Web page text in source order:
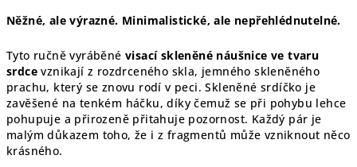
Něžné, ale výrazné. Minimalistické, ale nepřehlédnutelné.
Tyto ručně vyráběné visací skleněné náušnice ve tvaru
srdce vznikají z rozdrceného skla, jemného skleněného
prachu, který se znovu rodí v peci. Skleněné srdíčko je
zavěšené na tenkém háčku, díky čemuž se při pohybu lehce
pohupuje a přirozeně přitahuje pozornost. Každý pár je
malým důkazem toho, že i z fragmentů může vzniknout něco
krásného.